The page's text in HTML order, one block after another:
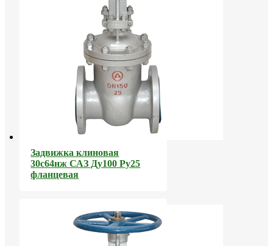
Задвижка клиновая
30с64нж САЗ Ду100 Ру25
фланцевая